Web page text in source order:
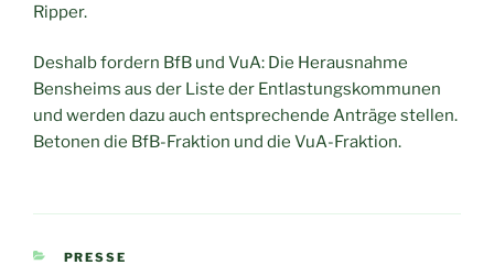
Ripper.
Deshalb fordern BfB und VuA: Die Herausnahme
Bensheims aus der Liste der Entlastungskommunen
und werden dazu auch entsprechende Anträge stellen.
Betonen die BfB-Fraktion und die VuA-Fraktion.
KATEGORIEN
PRESSE